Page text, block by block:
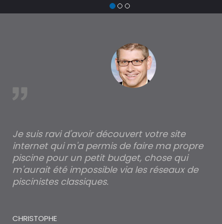
Je suis ravi d'avoir découvert votre site
internet qui m'a permis de faire ma propre
piscine pour un petit budget, chose qui
m'aurait été impossible via les réseaux de
piscinistes classiques.
CHRISTOPHE